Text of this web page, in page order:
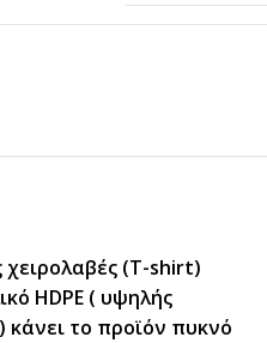
(T-shirt)
HDPE ( υψηλής
κάνει το προϊόν πυκνό